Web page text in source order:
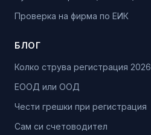
Проверка на фирма по ЕИК
БЛОГ
Колко струва регистрация 2026
ЕООД или ООД
Чести грешки при регистрация
Сам си счетоводител